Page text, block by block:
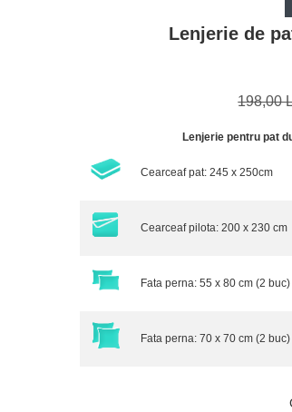
Lenjerie de
198,00
Lenjerie pentru pat
Cearceaf pat: 245 x 250cm
Cearceaf pilota: 200 x 230 cm
Fata perna: 55 x 80 cm (2 buc)
Fata perna: 70 x 70 cm (2 buc)